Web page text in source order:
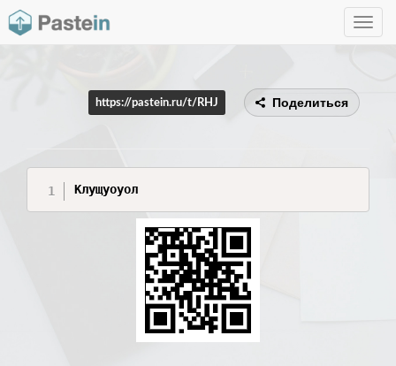
Toggle
https://pastein.ru/t/RHJ Поделиться
Клущуоуол